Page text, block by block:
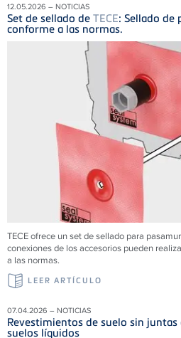
12.05.2026 – NOTICIAS
Set de sellado de TECE: Sellado de
conforme a las normas.
TECE ofrece un set de sellado para
conexiones de los accesorios pueden
a las normas.
LEER ARTÍCULO
07.04.2026 – NOTICIAS
Revestimientos de suelo sin juntas
suelos líquidos